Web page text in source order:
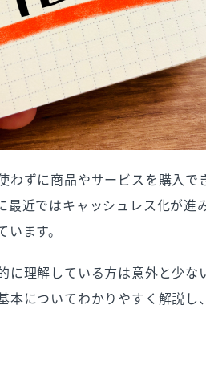
ビスの比較
ント
上を上げよう！
わずに商品やサービスを購入で
最近ではキャッシュレス化が進
ます。
に理解している方は意外と少な
本についてわかりやすく解説し